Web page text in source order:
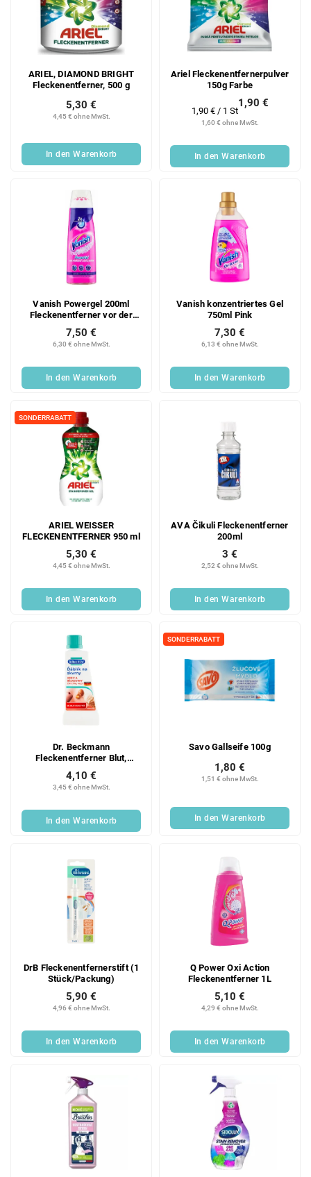
ARIEL, DIAMOND BRIGHT
Fleckenentferner, 500 g
4,45 € ohne MwSt.
5,30 €
In den Warenkorb
Ariel Fleckenentfernerpulver
150g Farbe
1,60 € ohne MwSt.
1,90 €
Verkaufspreis:
1,90 € / 1 St
In den Warenkorb
Vanish Powergel 200ml
Fleckenentferner vor der
6,30 € ohne MwSt.
7,50 €
In den Warenkorb
Vanish konzentriertes Gel
750ml Pink
6,13 € ohne MwSt.
7,30 €
In den Warenkorb
SONDERRABATT
ARIEL WEISSER
FLECKENENTFERNER 950 ml
4,45 € ohne MwSt.
5,30 €
In den Warenkorb
AVA Čikuli Fleckenentferner
200ml
2,52 € ohne MwSt.
3 €
In den Warenkorb
Dr. Beckmann
Fleckenentferner Blut,
3,45 € ohne MwSt.
4,10 €
In den Warenkorb
SONDERRABATT
Savo Gallseife 100g
1,51 € ohne MwSt.
1,80 €
In den Warenkorb
DrB Fleckenentfernerstift (1
Stück/Packung)
4,96 € ohne MwSt.
5,90 €
In den Warenkorb
Q Power Oxi Action
Fleckenentferner 1L
4,29 € ohne MwSt.
5,10 €
In den Warenkorb